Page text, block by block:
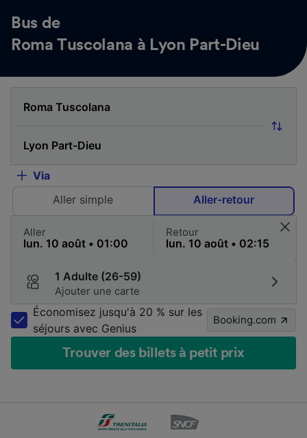
Bus de
Roma Tuscolana à Lyon Part-Dieu
Via
Aller simple
Aller-retour
Aller Retour
1 Adulte (26-59)
Ajouter une carte
Économisez jusqu'à 20 % sur les
séjours avec Genius
Booking.com
Trouver des billets à petit prix